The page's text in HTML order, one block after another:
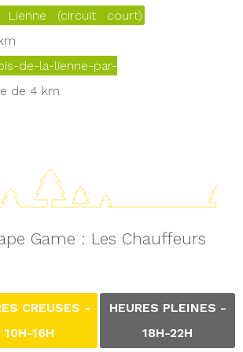
(circuit court)
de-la-lienne-par-
de 4 km
Game : Les Chauffeurs
CREUSES -
10H-16H
HEURES PLEINES -
18H-22H